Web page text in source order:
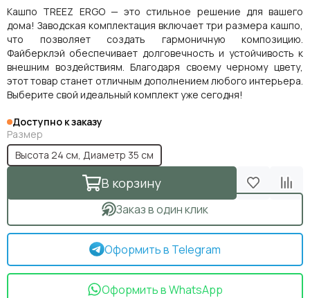
Кашпо TREEZ ERGO — это стильное решение для вашего
дома! Заводская комплектация включает три размера кашпо,
что позволяет создать гармоничную композицию.
Файберклэй обеспечивает долговечность и устойчивость к
внешним воздействиям. Благодаря своему черному цвету,
этот товар станет отличным дополнением любого интерьера.
Выберите свой идеальный комплект уже сегодня!
Доступно к заказу
Размер
Высота 24 см, Диаметр 35 см
В корзину
Заказ в один клик
Оформить в Telegram
Оформить в WhatsApp